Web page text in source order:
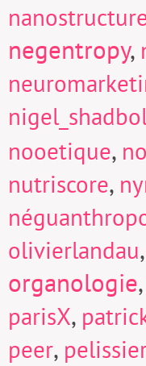
negentropy,
nooetique,
nutriscore,
olivierlandau,
organologie,
parisX,
peer,